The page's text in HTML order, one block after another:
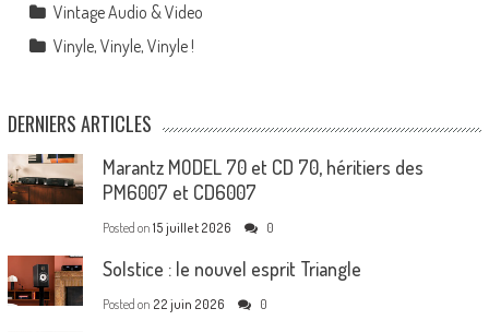
Vintage Audio & Video
Vinyle, Vinyle, Vinyle !
DERNIERS ARTICLES
Marantz MODEL 70 et CD 70, héritiers des
PM6007 et CD6007
Posted on 15 juillet 2026 0
Solstice : le nouvel esprit Triangle
Posted on 22 juin 2026 0